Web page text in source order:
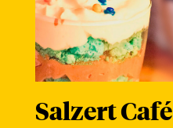
Salzert Café